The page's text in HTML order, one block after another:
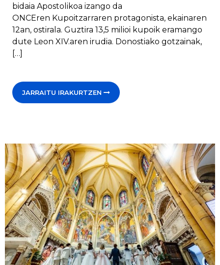
bidaia Apostolikoa izango da
ONCEren Kupoitzarraren protagonista, ekainaren
12an, ostirala. Guztira 13,5 milioi kupoik eramango
dute Leon XIV.aren irudia. Donostiako gotzainak,
[…]
JARRAITU IRAKURTZEN